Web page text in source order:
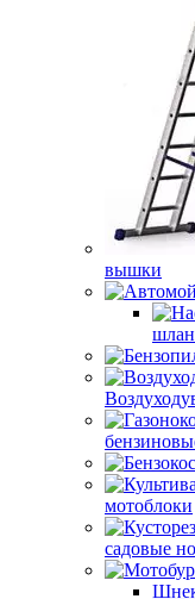
вышки
мотоблоки
садовые